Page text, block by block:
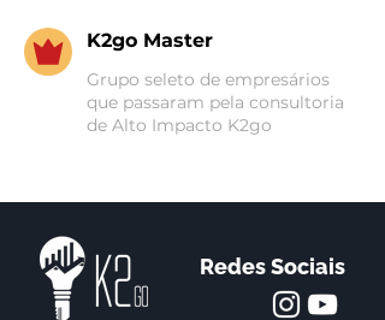
K2go Master
Grupo seleto de empresários
que passaram pela consultoria
de Alto Impacto K2go
Redes Sociais